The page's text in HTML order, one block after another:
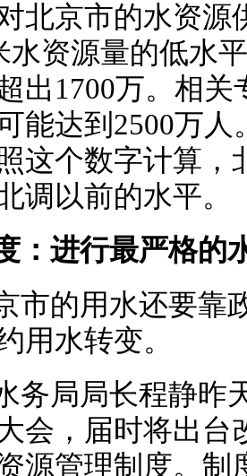
北京市的水资源
水资源量的低水
出1700万。相
能达到2500万
这个数字计算，
调以前的水平。
： 进行最严格的
市的用水还要靠
用水转变。
务局局长程静昨
会，届时将出台
源管理制度。制